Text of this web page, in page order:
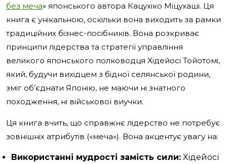
без меча» японського автора Кацухіко Міцухаші. Ця
книга є унікальною, оскільки вона виходить за рамки
традиційних бізнес-посібників. Вона розкриває
принципи лідерства та стратегії управління
великого японського полководця Хідейосі Тойотомі,
який, будучи вихідцем з бідної селянської родини,
зміг об’єднати Японію, не маючи ні знатного
походження, ні військової виучки.
Ця книга вчить, що справжнє лідерство не потребує
зовнішніх атрибутів («меча»). Вона акцентує увагу на:
Використанні мудрості замість сили: Хідейосі